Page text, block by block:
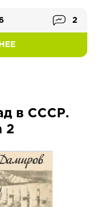
2
в СССР.
2